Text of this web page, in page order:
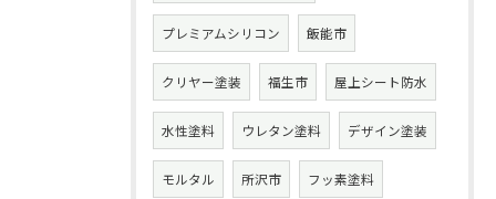
プレミアムシリコン 飯能市
クリヤー塗装 福生市 屋上シート防水
水性塗料 ウレタン塗料 デザイン塗装
モルタル 所沢市 フッ素塗料